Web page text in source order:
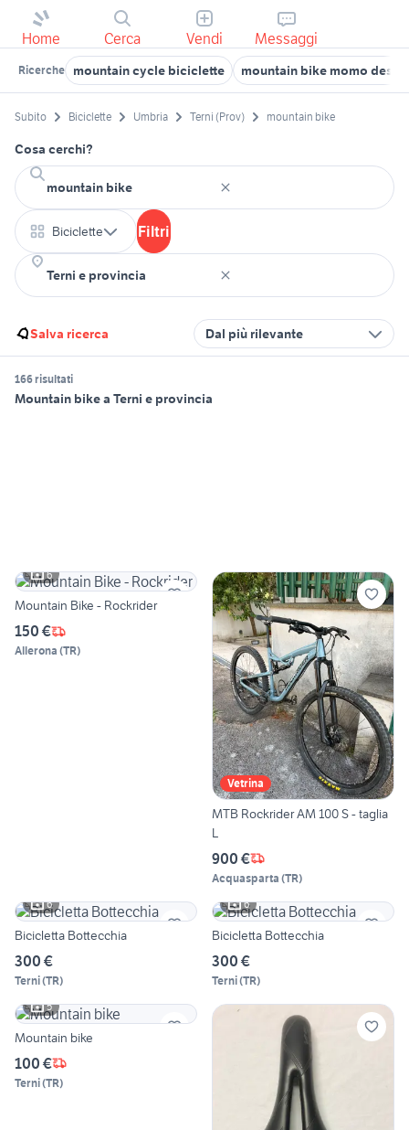
Home Cerca Vendi Messaggi
Ricerche mountain cycle biciclette mountain bike momo
Subito Biciclette Umbria Terni (Prov) mountain bike
Cosa cerchi?
Biciclette Filtri
Salva ricerca Dal più rilevante
166 risultati
Mountain bike a Terni e provincia
6
Mountain Bike - Rockrider
150 €
Allerona (TR)
Vetrina
MTB Rockrider AM 100 S - taglia
L
900 €
Acquasparta (TR)
6
Bicicletta Bottecchia
300 €
Terni(TR)
6
Bicicletta Bottecchia
300 €
Terni(TR)
5
Mountain bike
100 €
Terni(TR)